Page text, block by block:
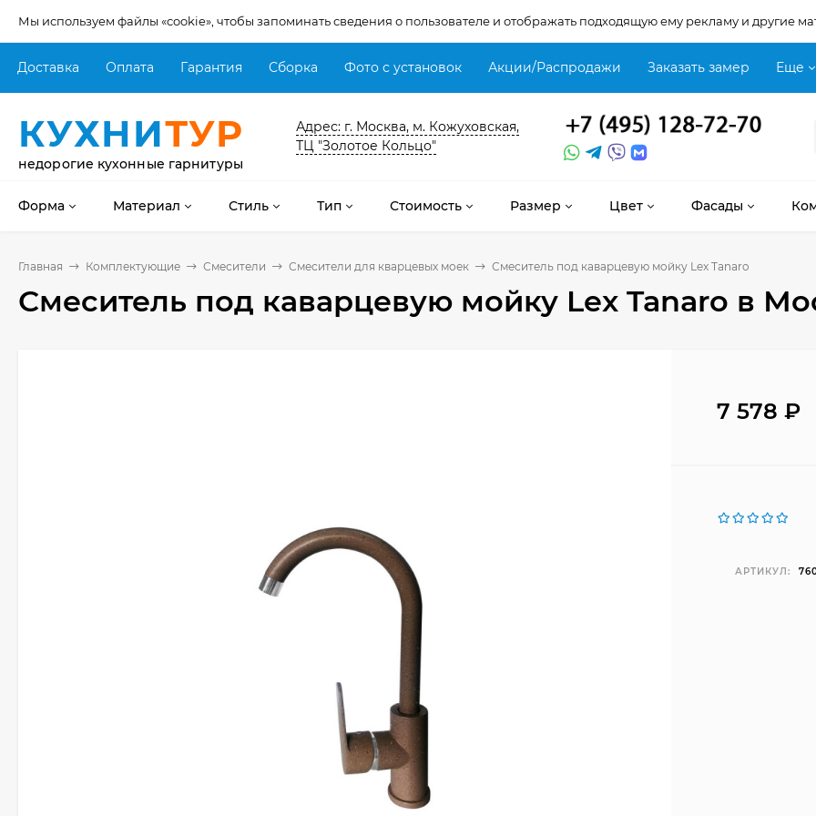
Мы используем файлы «cookie», чтобы запоминать сведения о пользователе и отображать подходящую ему рекламу и другие
Доставка Оплата Гарантия Сборка Фото с установок Акции/Распродажи Заказать замер Еще
КУХНИТУР
недорогие кухонные гарнитуры
Адрес: г. Москва, м. Кожуховская,
ТЦ "Золотое Кольцо"
Форма Материал Стиль Тип Стоимость Размер Цвет Фасады
Главная Комплектующие Смесители Смесители для кварцевых моек Смеситель под каварцевую мойку Lex Tanaro
Смеситель под каварцевую мойку Lex Tanaro в
7 578₽
АРТИКУЛ: